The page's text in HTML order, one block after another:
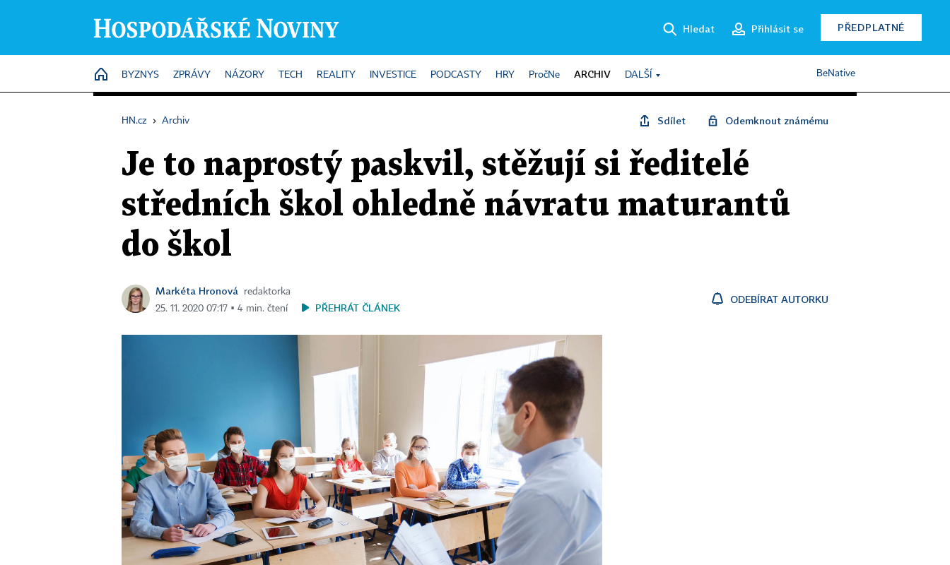
Hledat Přihlásit se PŘEDPLATNÉ
HOME
BYZNYS ZPRÁVY NÁZORY TECH REALITY INVESTICE PODCASTY HRY PročNe ARCHIV DALŠÍ BeNative
HN.cz › Archiv Sdílet Odemknout známému
Je to naprostý paskvil, stěžují si ředitelé
středních škol ohledně návratu maturantů
do škol
Markéta Hronová
redaktorka
25. 11. 2020 07:17 ▪ 4 min. čtení
PŘEHRÁT ČLÁNEK
ODEBÍRAT AUTORKU